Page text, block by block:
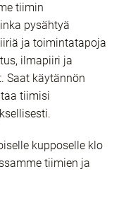
tiimin
pysähtyä
ja toimintatapoja
ilmapiiri ja
Saat käytännön
tiimisi
kupposelle klo
tiimien ja